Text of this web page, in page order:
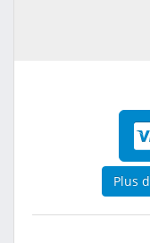
Plus